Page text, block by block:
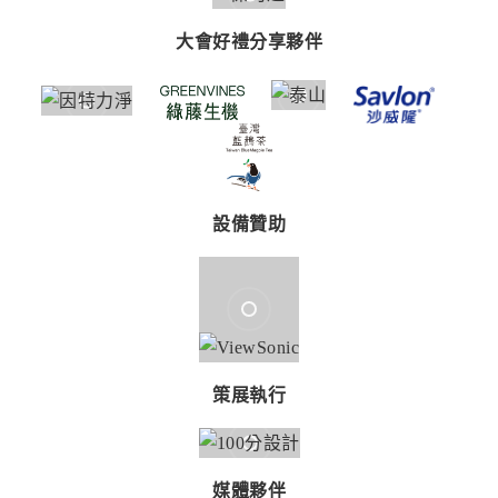
大會好禮分享夥伴
設備贊助
策展執行
媒體夥伴